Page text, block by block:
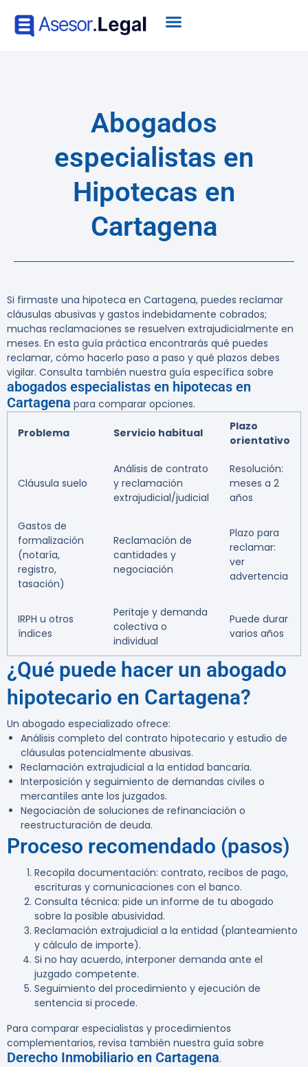
Abogados
especialistas en
Hipotecas en
Cartagena
Si firmaste una hipoteca en Cartagena, puedes reclamar
cláusulas abusivas y gastos indebidamente cobrados;
muchas reclamaciones se resuelven extrajudicialmente en
meses. En esta guía práctica encontrarás qué puedes
reclamar, cómo hacerlo paso a paso y qué plazos debes
vigilar. Consulta también nuestra guía específica sobre
abogados especialistas en hipotecas en
Cartagena para comparar opciones.
Problema Servicio habitual
Plazo
orientativo
Cláusula suelo
Análisis de contrato
y reclamación
extrajudicial/judicial
Resolución:
meses a 2
años
Gastos de
formalización
(notaría,
registro,
tasación)
Reclamación de
cantidades y
negociación
Plazo para
reclamar:
ver
advertencia
IRPH u otros
índices
Peritaje y demanda
colectiva o
individual
Puede durar
varios años
¿Qué puede hacer un abogado
hipotecario en Cartagena?
Un abogado especializado ofrece:
Análisis completo del contrato hipotecario y estudio de
cláusulas potencialmente abusivas.
Reclamación extrajudicial a la entidad bancaria.
Interposición y seguimiento de demandas civiles o
mercantiles ante los juzgados.
Negociación de soluciones de refinanciación o
reestructuración de deuda.
Proceso recomendado (pasos)
Recopila documentación: contrato, recibos de pago,
escrituras y comunicaciones con el banco.
Consulta técnica: pide un informe de tu abogado
sobre la posible abusividad.
Reclamación extrajudicial a la entidad (planteamiento
y cálculo de importe).
Si no hay acuerdo, interponer demanda ante el
juzgado competente.
Seguimiento del procedimiento y ejecución de
sentencia si procede.
Para comparar especialistas y procedimientos
complementarios, revisa también nuestra guía sobre
Derecho Inmobiliario en Cartagena.